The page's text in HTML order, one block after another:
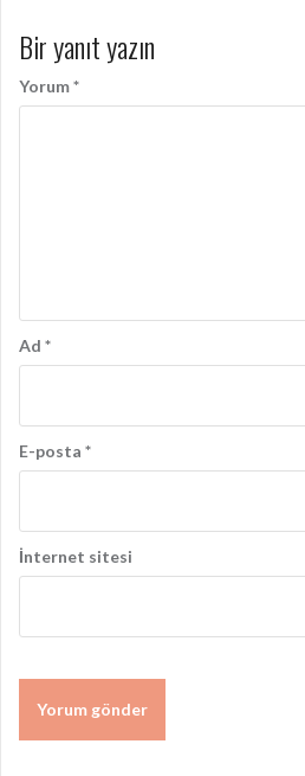
Bir yanıt yazın
Yorum*
Ad *
E-posta *
İnternet sitesi